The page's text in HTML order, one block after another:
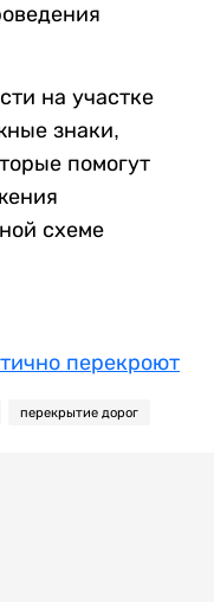
на участке
знаки,
помогут
схеме
перекроют
перекрытие дорог